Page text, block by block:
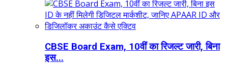
CBSE Board Exam, 10वीं का रिजल्ट जारी, बिना
इस...